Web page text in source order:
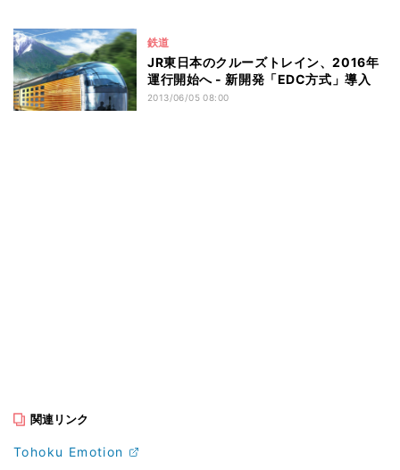
鉄道
JR東日本のクルーズトレイン、2016年
運行開始へ - 新開発「EDC方式」導入
2013/06/05 08:00
関連リンク
Tohoku Emotion